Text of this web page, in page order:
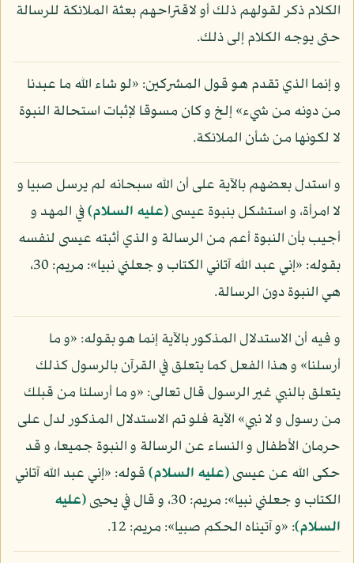
الكلام ذكر لقولهم ذلك أو لاقتراحهم بعثة الملائكة للرسالة
حتى يوجه الكلام إلى ذلك.
و إنما الذي تقدم هو قول المشركين: «لو شاء الله ما عبدنا
من دونه من شيء» إلخ و كان مسوقا لإثبات استحالة النبوة
لا لكونها من شأن الملائكة.
و استدل بعضهم بالآية على أن الله سبحانه لم يرسل صبيا و
لا امرأة، و استشكل بنبوة عيسى(عليه السلام)في المهد و
أجيب بأن النبوة أعم من الرسالة و الذي أثبته عيسى لنفسه
بقوله: «إني عبد الله آتاني الكتاب و جعلني نبيا»: مريم: 30،
هي النبوة دون الرسالة.
و فيه أن الاستدلال المذكور بالآية إنما هو بقوله: «و ما
أرسلنا» و هذا الفعل كما يتعلق في القرآن بالرسول كذلك
يتعلق بالنبي غير الرسول قال تعالى: «و ما أرسلنا من قبلك
من رسول و لا نبي» الآية فلو تم الاستدلال المذكور لدل على
حرمان الأطفال و النساء عن الرسالة و النبوة جميعا، و قد
حكى الله عن عيسى(عليه السلام)قوله: «إني عبد الله آتاني
الكتاب و جعلني نبيا»: مريم: 30، و قال في يحيى
(عليه
السلام): «و آتيناه الحكم صبيا»: مريم: 12.